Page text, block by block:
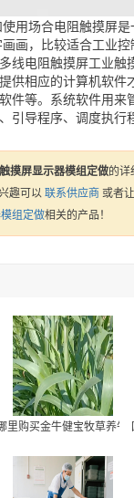
用场合电阻触摸屏
画，比较适合工业
线电阻触摸屏工业
供相应的计算机软
件等。系统软件用
引导程序、调度执
摸屏显示器模组定做的详
趣可以 联系供应商 或者让
组定做相关的产品！
甜象草
甜象草健宝王草价格-王
里购买金牛健宝牧草养牛